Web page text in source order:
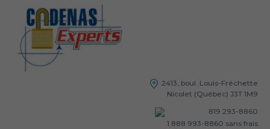
2413, boul. Louis-Fréchette
Nicolet (Québec) J3T 1M9
819 293-8860
1 888 993-8860 sans frais